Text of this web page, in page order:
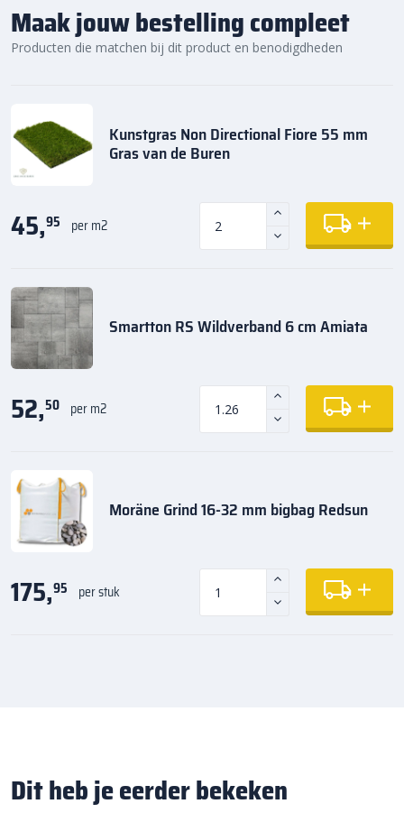
Maak jouw bestelling compleet
Producten die matchen bij dit product en benodigdheden
Kunstgras Non Directional Fiore 55 mm
Gras van de Buren
45,95 per m2
Smartton RS Wildverband 6 cm Amiata
52,50 per m2
Moräne Grind 16-32 mm bigbag Redsun
175,95 per stuk
Dit heb je eerder bekeken